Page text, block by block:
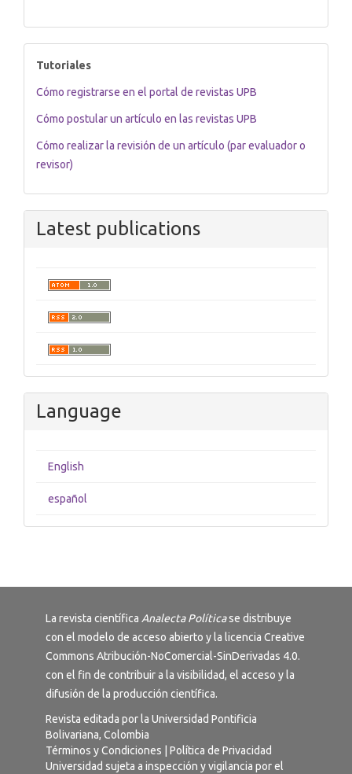
tutoriales
Tutoriales
Cómo registrarse en el portal de revistas UPB
Cómo postular un artículo en las revistas UPB
Cómo realizar la revisión de un artículo (par evaluador o
revisor)
Latest publications
Language
English
español
La revista científica Analecta Políticase distribuye
con el modelo de acceso abierto y la licencia Creative
Commons Atribución-NoComercial-SinDerivadas 4.0.
con el fin de contribuir a la visibilidad, el acceso y la
difusión de la producción científica.
Revista editada por la Universidad Pontificia
Bolivariana, Colombia
Términos y Condiciones
Política de Privacidad
Universidad sujeta a inspección y vigilancia por el